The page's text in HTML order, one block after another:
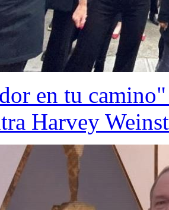
en tu camino"
Harvey